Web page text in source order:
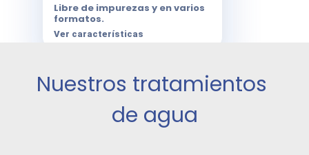
Libre de impurezas y en varios
formatos.
Ver características
Nuestros tratamientos
de agua